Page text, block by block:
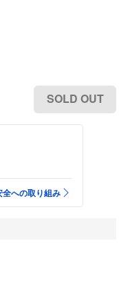
SOLD OUT
への取り組み